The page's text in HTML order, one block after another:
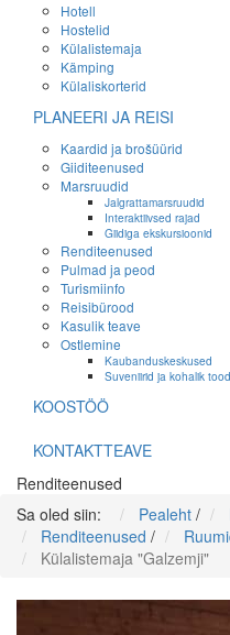
Hotell
Hostelid
Külalistemaja
Kämping
Külaliskorterid
PLANEERI JA REISI
Kaardid ja brošüürid
Giiditeenused
Marsruudid
Jalgrattamarsruudid
Interaktiivsed rajad
Giidiga ekskursioonid
Renditeenused
Pulmad ja peod
Turismiinfo
Reisibürood
Kasulik teave
Ostlemine
Kaubanduskeskused
Suveniirid ja kohalik
KOOSTÖÖ
KONTAKTTEAVE
Renditeenused
Sa oled siin:
Pealeht /
Renditeenused /
Külalistemaja "Galzemji"